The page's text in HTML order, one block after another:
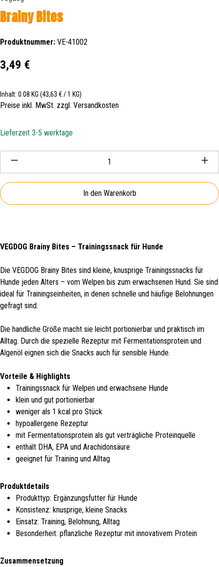
Brainy Bites
Produktnummer: VE-41002
Regulärer Preis:
3,49 €
Inhalt: 0.08 KG (43,63 € / 1 KG)
Preise inkl. MwSt. zzgl. Versandkosten
Lieferzeit 3-5 werktage
Produkt Anzahl: Gib den gewünschten Wert ein oder
In den Warenkorb
VEGDOG Brainy Bites – Trainingssnack für Hunde
Die VEGDOG Brainy Bites sind kleine, knusprige Trainingssnacks für
Hunde jeden Alters – vom Welpen bis zum erwachsenen Hund. Sie sind
ideal für Trainingseinheiten, in denen schnelle und häufige Belohnungen
gefragt sind.
Die handliche Größe macht sie leicht portionierbar und praktisch im
Alltag. Durch die spezielle Rezeptur mit Fermentationsprotein und
Algenöl eignen sich die Snacks auch für sensible Hunde.
Vorteile & Highlights
Trainingssnack für Welpen und erwachsene Hunde
klein und gut portionierbar
weniger als 1 kcal pro Stück
hypoallergene Rezeptur
mit Fermentationsprotein als gut verträgliche Proteinquelle
enthält DHA, EPA und Arachidonsäure
geeignet für Training und Alltag
Produktdetails
Produkttyp: Ergänzungsfutter für Hunde
Konsistenz: knusprige, kleine Snacks
Einsatz: Training, Belohnung, Alltag
Besonderheit: pflanzliche Rezeptur mit innovativem Protein
Zusammensetzung